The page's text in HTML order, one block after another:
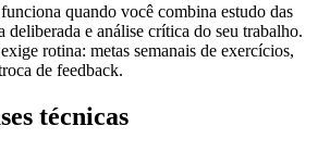
quando você combina estudo das
deliberada e análise crítica do seu trabalho.
rotina: metas semanais de exercícios,
de feedback.
técnicas